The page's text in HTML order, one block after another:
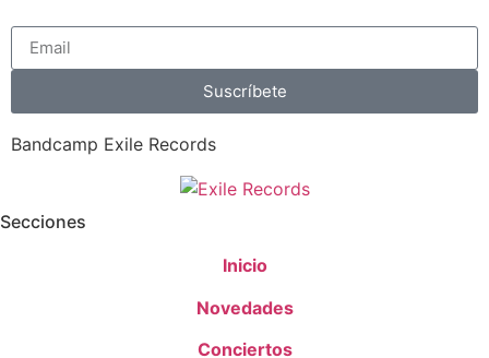
Suscríbete
Bandcamp Exile Records
Secciones
Inicio
Novedades
Conciertos